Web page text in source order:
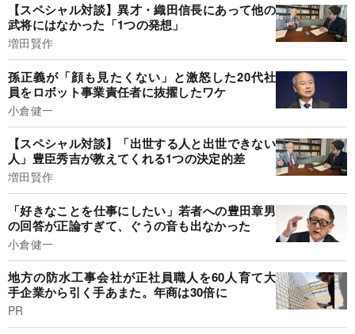
【スペシャル対談】異才・織田信長にあって他の
武将にはなかった「1つの発想」
増田賢作
孫正義が「顔も見たくない」と激怒した20代社
員をロボット事業責任者に抜擢したワケ
小倉健一
【スペシャル対談】「出世する人と出世できない
人」豊臣秀吉が教えてくれる1つの決定的差
増田賢作
「好きなことを仕事にしたい」若者への豊田章男
の回答が正論すぎて、ぐうの音も出なかった
小倉健一
地方の防水工事会社が正社員職人を60人育て大
手企業から引く手あまた。年商は30倍に
PR